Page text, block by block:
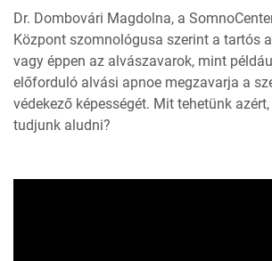
Dr. Dombovári Magdolna, a
Központ szomnológusa szerint a tartós
vagy éppen az alvászavarok, mint
előforduló alvási apnoe megzavarja a
védekező képességét. Mit tehetünk
tudjunk aludni?